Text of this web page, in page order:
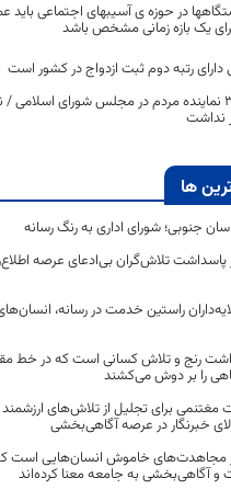
در حوزه ی آسیبهای اجتماعی باید
یک بازه زمانی مشخص باشد
رتبه دوم ثبت ازدواج در کشور است
خواسته های 3 نماینده مردم در مجلس شورای
نداشت
ها
جنوبی؛ شورای اداری به رنگ رسانه
پاسداشت تلاش‌گران بی‌ادعای عرصه
راستین خدمت در رسانه،
رنج و تلاش کسانی است که در خط
را بر دوش می‌کشند
مغتنمی برای تجلیل از تلاش‌های
خبرنگار در عرصه آگاهی‌بخشی
مجاهدت‌های خاموش انسان‌هایی است
به جامعه معنا کرده‌اند